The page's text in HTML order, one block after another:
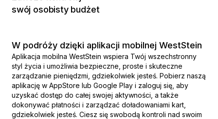
swój osobisty budżet
W podróży dzięki aplikacji mobilnej WestStein
Aplikacja mobilna WestStein wspiera Twój wszechstronny
styl życia i umożliwia bezpieczne, proste i skuteczne
zarządzanie pieniędzmi, gdziekolwiek jesteś. Pobierz naszą
aplikację w AppStore lub Google Play i zaloguj się, aby
uzyskać dostęp do całej swojej aktywności, a także
dokonywać płatności i zarządzać doładowaniami kart,
gdziekolwiek jesteś. Ciesz się swobodą kontroli nad swoim